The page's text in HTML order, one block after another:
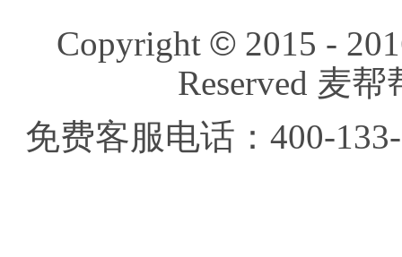
Copyright © 2015 -
Reserved 麦
免费客服电话：400-